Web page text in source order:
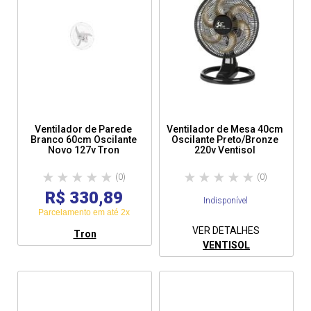
Vazão: 55 m3/Minuto
Potência: 130w
Garantia: 12 meses (Ofertada pelo fabricante)
Ventilador de Parede
Branco 60cm Oscilante
Novo 127v Tron
(0)
R$ 330,89
Parcelamento em até 2x
Tron
Ventilador de Mesa 40cm
Oscilante Preto/Bronze
220v Ventisol
(0)
Indisponível
VER DETALHES
VENTISOL